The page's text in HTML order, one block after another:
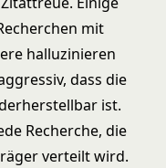
mit
halluzinieren
dass die
ist.
Recherche, die
verteilt wird.